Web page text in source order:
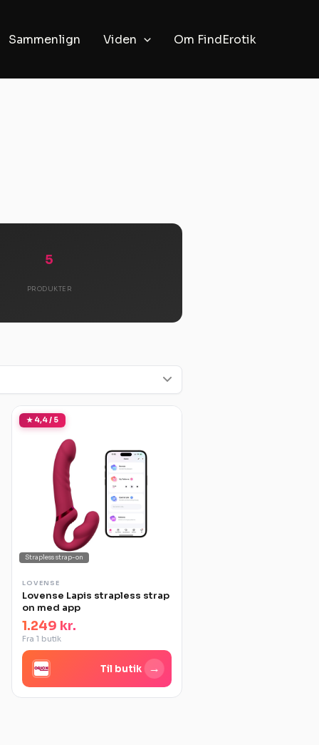
Sammenlign Viden Om FindErotik
5
PRODUKTER
★ 4,4 / 5
Strapless strap-on
LOVENSE
Lovense Lapis strapless strap
on med app
1.249 kr.
Fra 1 butik
Til butik →